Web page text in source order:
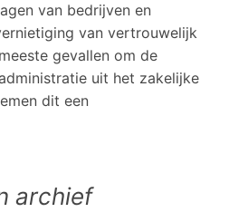
van bedrijven en
van vertrouwelijk
gevallen om de
uit het zakelijke
dit een
archief